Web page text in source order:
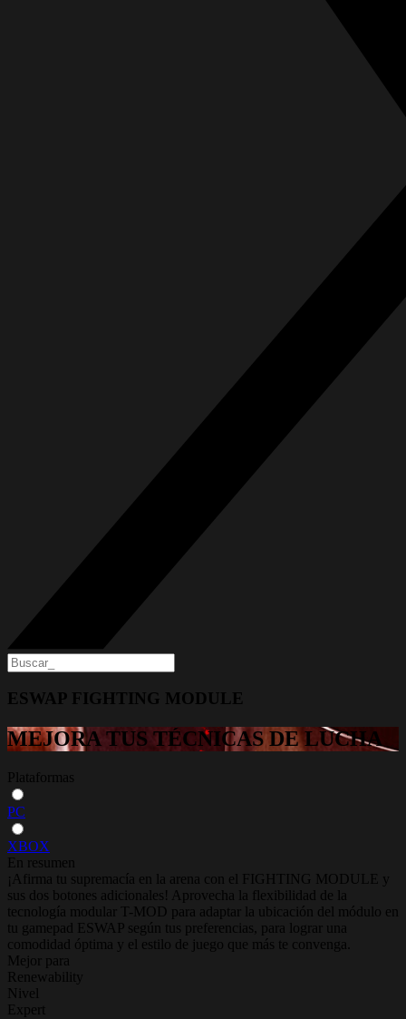
ESWAP FIGHTING MODULE
MEJORA TUS TÉCNICAS DE LUCHA
Plataformas
PC
XBOX
En resumen
¡Afirma tu supremacía en la arena con el FIGHTING MODULE y
sus dos botones adicionales! Aprovecha la flexibilidad de la
tecnología modular T-MOD para adaptar la ubicación del módulo en
tu gamepad ESWAP según tus preferencias, para lograr una
comodidad óptima y el estilo de juego que más te convenga.
Mejor para
Renewability
Nivel
Expert